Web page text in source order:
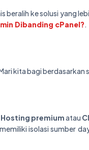
ke solusi yang
Dibanding cPanel?.
kita bagi berdasarkan
premiumatau
isolasi sumber